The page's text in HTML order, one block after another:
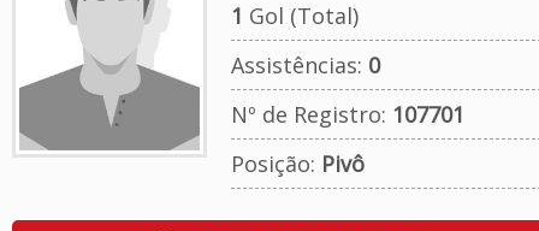
1 Gol (Total)
Assistências: 0
Nº de Registro: 107701
Posição: Pivô